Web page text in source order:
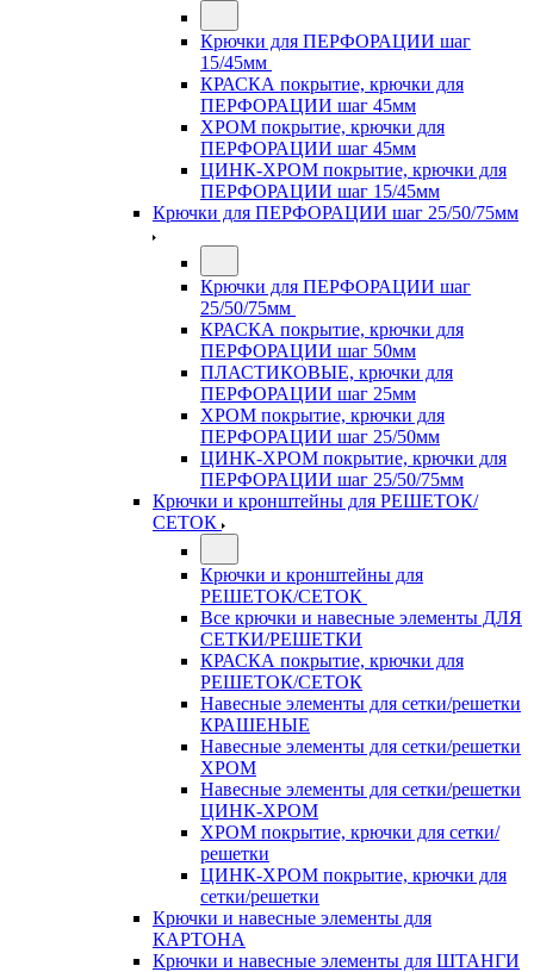
Крючки для ПЕРФОРАЦИИ шаг
15/45мм
КРАСКА покрытие, крючки для
ПЕРФОРАЦИИ шаг 45мм
ХРОМ покрытие, крючки для
ПЕРФОРАЦИИ шаг 45мм
ЦИНК-ХРОМ покрытие, крючки для
ПЕРФОРАЦИИ шаг 15/45мм
Крючки для ПЕРФОРАЦИИ шаг 25/50/75мм
Крючки для ПЕРФОРАЦИИ шаг
25/50/75мм
КРАСКА покрытие, крючки для
ПЕРФОРАЦИИ шаг 50мм
ПЛАСТИКОВЫЕ, крючки для
ПЕРФОРАЦИИ шаг 25мм
ХРОМ покрытие, крючки для
ПЕРФОРАЦИИ шаг 25/50мм
ЦИНК-ХРОМ покрытие, крючки для
ПЕРФОРАЦИИ шаг 25/50/75мм
Крючки и кронштейны для РЕШЕТОК/
СЕТОК
Крючки и кронштейны для
РЕШЕТОК/СЕТОК
Все крючки и навесные элементы ДЛЯ
СЕТКИ/РЕШЕТКИ
КРАСКА покрытие, крючки для
РЕШЕТОК/СЕТОК
Навесные элементы для сетки/решетки
КРАШЕНЫЕ
Навесные элементы для сетки/решетки
ХРОМ
Навесные элементы для сетки/решетки
ЦИНК-ХРОМ
ХРОМ покрытие, крючки для сетки/
решетки
ЦИНК-ХРОМ покрытие, крючки для
сетки/решетки
Крючки и навесные элементы для
КАРТОНА
Крючки и навесные элементы для ШТАНГИ